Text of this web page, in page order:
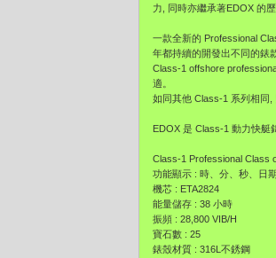
力, 同時亦繼承著EDOX 的
一款全新的 Professional
年都持續的開發出不同的錶
Class-1 offshore
適。
如同其他 Class-1 系列相同
EDOX 是 Class-1 動力快
Class-1 Professional Class
功能顯示 : 時、分、秒、日
機芯 : ETA2824
能量儲存 : 38 小時
振頻 : 28,800 VIB/H
寶石數 : 25
錶殼材質 : 316L不銹鋼